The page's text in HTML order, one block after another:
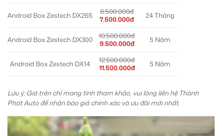
Android Box Zestech DX265
8.500.000đ
7.500.000đ
24 Tháng
Android Box Zestech DX300
10.500.000đ
9.500.000đ
5 Năm
Android Box Zestech DX14
12.500.000đ
11.500.000đ
5 Năm
Lưu ý: Giá trên chỉ mang tính tham khảo, vui lòng liên hệ Thành
Phát Auto để nhận báo giá chính xác và ưu đãi mới nhất.